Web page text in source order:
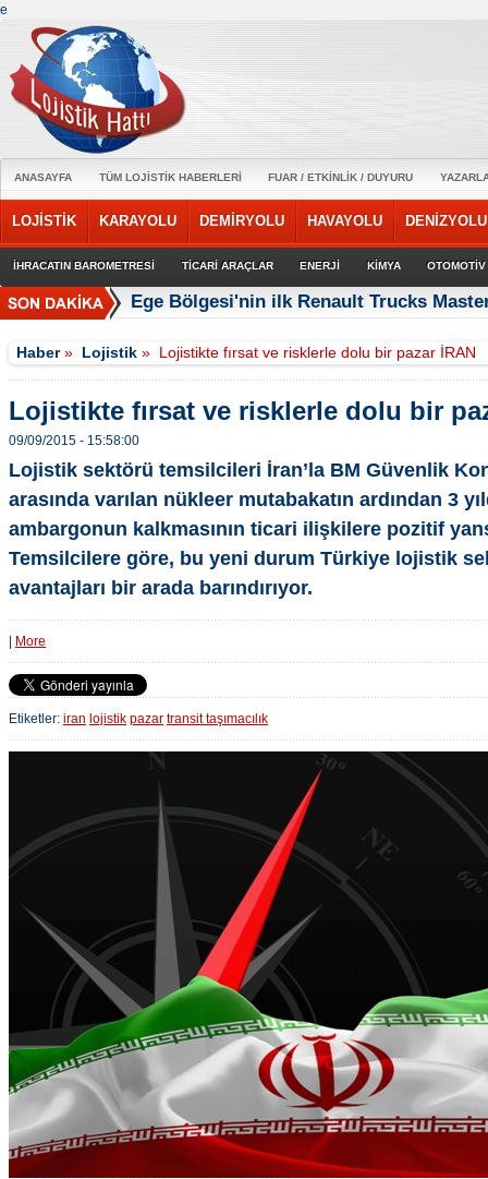
e
ANASAYFA TÜM LOJİSTİK HABERLERİ FUAR / ETKİNLİK / DUYURU
LOJİSTİK KARAYOLU DEMİRYOLU HAVAYOLU DENİZYOLU
İHRACATIN BAROMETRESİ TİCARİ ARAÇLAR ENERJİ KİMYA OTOMOTİV
Ege Bölgesi'nin ilk Renault Trucks
Haber» Lojistik » Lojistikte fırsat ve risklerle dolu bir pazar İRAN
Lojistikte fırsat ve risklerle dolu bir
09/09/2015 - 15:58:00
Lojistik sektörü temsilcileri İran’la BM Güvenlik
arasında varılan nükleer mutabakatın ardından 3
ambargonun kalkmasının ticari ilişkilere pozitif
Temsilcilere göre, bu yeni durum Türkiye lojistik
avantajları bir arada barındırıyor.
More
Etiketler: iran lojistik pazar transit taşımacılık